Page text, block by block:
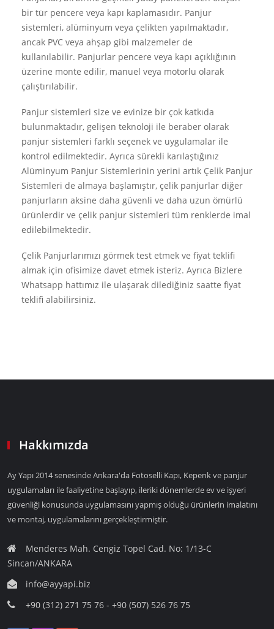
bir tür pencere veya kapı kaplamasıdır. Panjur
sistemleri, alüminyum veya çelikten yapılmaktadır,
ancak PVC veya ahşap gibi malzemeler de
kullanılabilir. Panjurlar pencere veya kapı açıklığının
üzerine monte edilir, manuel veya motorlu olarak
çalıştırılabilir.
Panjur sistemleri size ve evinize bir çok katkıda
bulunmaktadır, gelişen teknoloji ile beraber olarak
panjur sistemleri farklı seçenek ve uygulamalar ile
kontrol edilmektedir. Ayrıca sürekli karılaştığınız
Alüminyum Panjur Sistemlerinin yerini artık Çelik Panjur
Sistemleri de almaya başlamıştır, çelik panjurlar diğer
panjurların aksine daha güvenli ve daha uzun ömürlü
ürünlerdir ve çelik panjur sistemleri tüm renklerde imal
edilebilmektedir.
Çelik Panjurlarımızı görmek test etmek ve fiyat teklifi
almak için ofisimize davet etmek isteriz. Ayrıca Bizlere
Whatsapp hattımız ile ulaşarak dilediğiniz saatte fiyat
teklifi alabilirsiniz.
Hakkımızda
Ay Yapı 2014 senesinde Ankara'da Fotoselli Kapı, Kepenk ve panjur
uygulamaları ile faaliyetine başlayıp, ileriki dönemlerde ev ve işyeri
güvenliği konusunda uygulamasını yapmış olduğu ürünlerin imalatını
ve montaj, uygulamalarını gerçekleştirmiştir.
Menderes Mah. Cengiz Topel Cad. No: 1/13-C
Sincan/ANKARA
info@ayyapi.biz
+90 (312) 271 75 76 - +90 (507) 526 76 75